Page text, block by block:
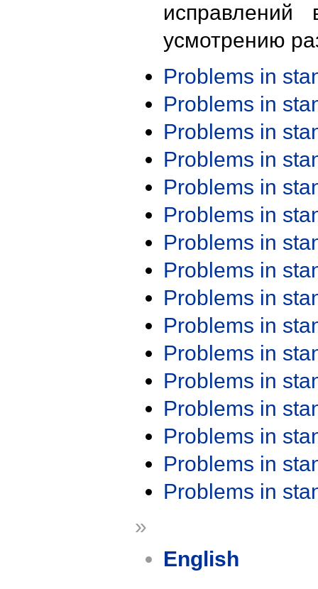
исправлений
усмотрению
Problems in
Problems in
Problems in
Problems in
Problems in
Problems in
Problems in
Problems in
Problems in
Problems in
Problems in
Problems in
Problems in
Problems in
Problems in
Problems in
»
English